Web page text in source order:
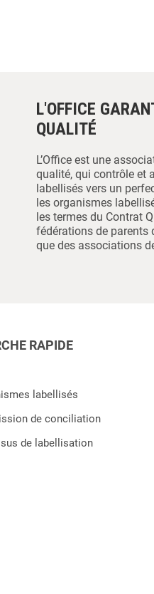
L'OFFICE
QUALITÉ
L’Office est une
qualité, qui contrôle et
labellisés vers un
les organismes
les termes du Contrat
fédérations de parents
que des associations
RAPIDE
labellisés
de conciliation
de labellisation